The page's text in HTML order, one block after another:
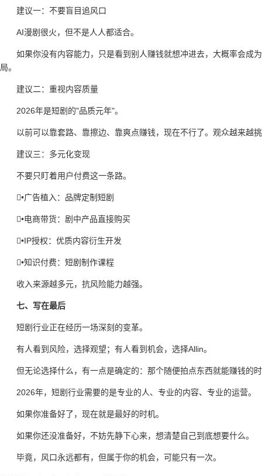
建议一：不要盲目追风口
AI漫剧很火，但不是人人都适合。
如果你没有内容能力，只是看到别人赚钱就想冲进去，大概率会成
局。
建议二：重视内容质量
2026年是短剧的"品质元年"。
以前可以靠套路、靠擦边、靠爽点赚钱，现在不行了。观众越来越
建议三：多元化变现
不要只盯着用户付费这一条路。
•广告植入：品牌定制短剧
•电商带货：剧中产品直接购买
•IP授权：优质内容衍生开发
•知识付费：短剧制作课程
收入来源越多元，抗风险能力越强。
七、写在最后
短剧行业正在经历一场深刻的变革。
有人看到风险，选择观望；有人看到机会，选择Allin。
但无论选择什么，有一点是确定的：那个随便拍点东西就能赚钱的
2026年，短剧行业需要的是专业的人、专业的内容、专业的运营。
如果你准备好了，现在就是最好的时机。
如果你还没准备好，不妨先静下心来，想清楚自己到底想要什么。
毕竟，风口永远都有，但属于你的机会，可能只有一次。